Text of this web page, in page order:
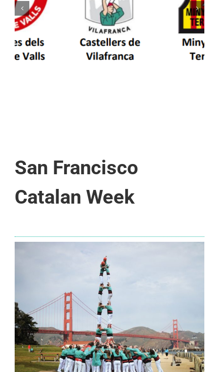
Els Castellers de Vilafranca unieixen tradició i
patrimoni en un viatge de colla a la Vall
d’Aran i a la Vall de Boí
San Francisco
Catalan Week